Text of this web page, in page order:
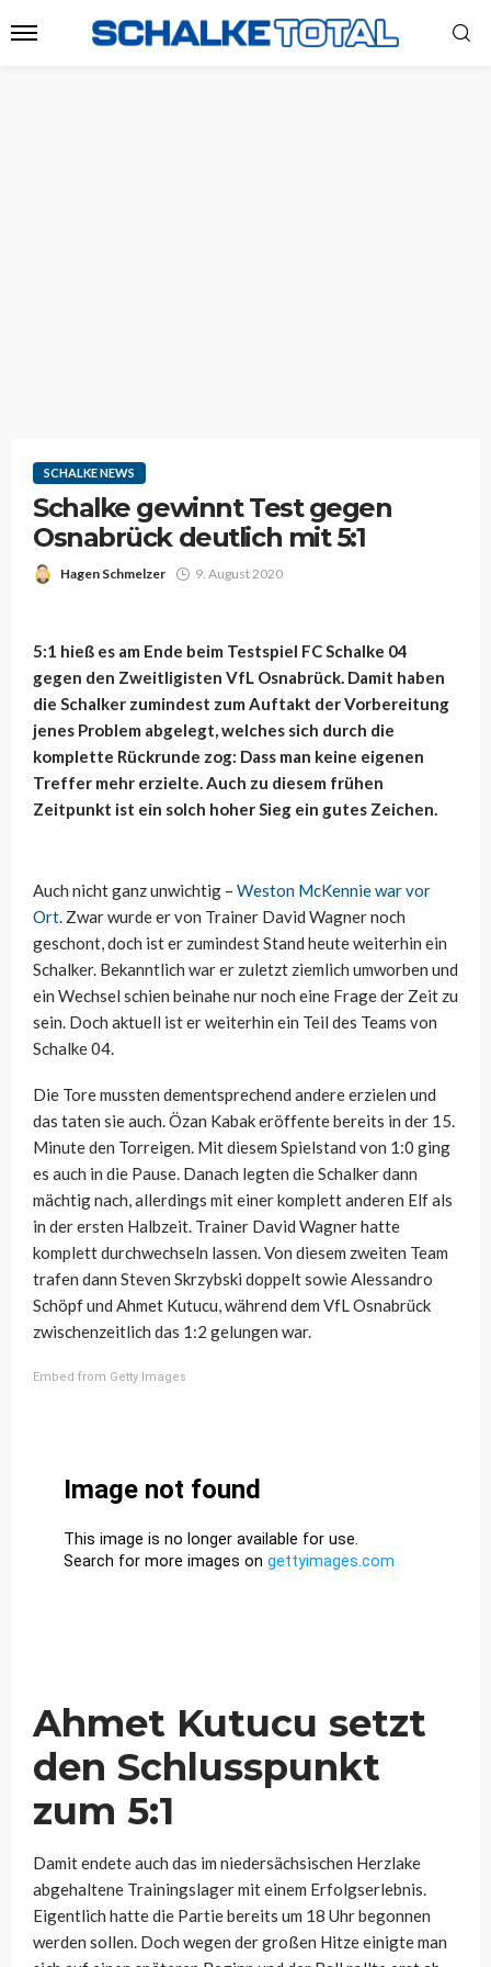
SCHALKE NEWS
Schalke gewinnt Test gegen
Osnabrück deutlich mit 5:1
Hagen Schmelzer 9. August 2020
5:1 hieß es am Ende beim Testspiel FC Schalke 04
gegen den Zweitligisten VfL Osnabrück. Damit haben
die Schalker zumindest zum Auftakt der Vorbereitung
jenes Problem abgelegt, welches sich durch die
komplette Rückrunde zog: Dass man keine eigenen
Treffer mehr erzielte. Auch zu diesem frühen
Zeitpunkt ist ein solch hoher Sieg ein gutes Zeichen.
Auch nicht ganz unwichtig – Weston McKennie war vor
Ort. Zwar wurde er von Trainer David Wagner noch
geschont, doch ist er zumindest Stand heute weiterhin ein
Schalker. Bekanntlich war er zuletzt ziemlich umworben und
ein Wechsel schien beinahe nur noch eine Frage der Zeit zu
sein. Doch aktuell ist er weiterhin ein Teil des Teams von
Schalke 04.
Die Tore mussten dementsprechend andere erzielen und
das taten sie auch. Özan Kabak eröffente bereits in der 15.
Minute den Torreigen. Mit diesem Spielstand von 1:0 ging
es auch in die Pause. Danach legten die Schalker dann
mächtig nach, allerdings mit einer komplett anderen Elf als
in der ersten Halbzeit. Trainer David Wagner hatte
komplett durchwechseln lassen. Von diesem zweiten Team
trafen dann Steven Skrzybski doppelt sowie Alessandro
Schöpf und Ahmet Kutucu, während dem VfL Osnabrück
zwischenzeitlich das 1:2 gelungen war.
Embed from Getty Images
Ahmet Kutucu setzt
den Schlusspunkt
zum 5:1
Damit endete auch das im niedersächsischen Herzlake
abgehaltene Trainingslager mit einem Erfolgserlebnis.
Eigentlich hatte die Partie bereits um 18 Uhr begonnen
werden sollen. Doch wegen der großen Hitze einigte man